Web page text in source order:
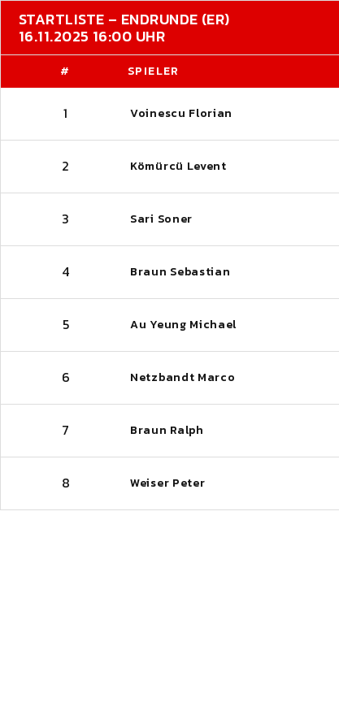
STARTLISTE – ENDRUNDE (ER)
16.11.2025 16:00 UHR
# SPIELER
1 Voinescu Florian
2 Kömürcü Levent
3 Sari Soner
4 Braun Sebastian
5 Au Yeung Michael
6 Netzbandt Marco
7 Braun Ralph
8 Weiser Peter